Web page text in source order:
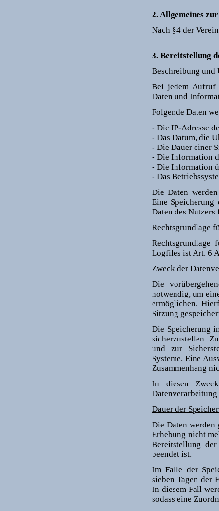
2. Allgemeines
Nach §4 der
3. Bereitstellung
Beschreibung und
Bei jedem Aufruf
Daten und
Folgende Daten
- Die IP-Adresse
- Das Datum, die
- Die Dauer einer
- Die Information
- Die Information
- Das
Die Daten
Eine Speicherung
Daten des
Rechtsgrundlage
Rechtsgrundlage
Logfiles ist Art. 6
Zweck der
Die
notwendig, um
ermöglichen.
Sitzung
Die Speicherung
sicherzustellen.
und zur
Systeme. Eine
Zusammenhang
In diesen
Dauer der
Die Daten werden
Erhebung nicht
Bereitstellung
beendet ist.
Im Falle der
sieben Tagen der
In diesem Fall
sodass eine